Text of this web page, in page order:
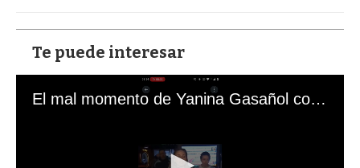
Te puede interesar
El mal momento de Yanina Gasañol con un hincha argentino en "Subrayado"